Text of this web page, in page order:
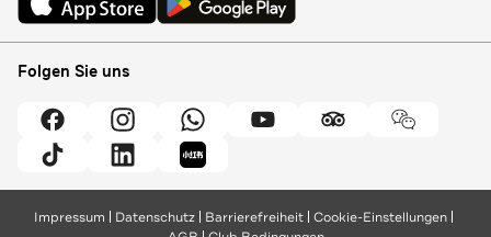
Folgen Sie uns
Impressum Datenschutz Barrierefreiheit Cookie-Einstellungen